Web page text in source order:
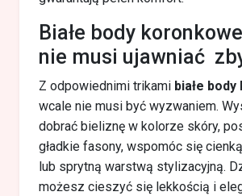
Białe body
nie musi ujawniać
Z odpowiednimi trikami białe
wcale nie musi być wyzwaniem.
dobrać bieliznę w kolorze skóry,
gładkie fasony, wspomóc się
lub sprytną warstwą stylizacyjną.
możesz cieszyć się lekkością i